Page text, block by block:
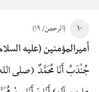
۱۰ (الرحمن/ ۱۹)
أمیرالمؤمنین (علیه
جُنْدَبُ أَنَا مُحَمَّدٌ (صلی